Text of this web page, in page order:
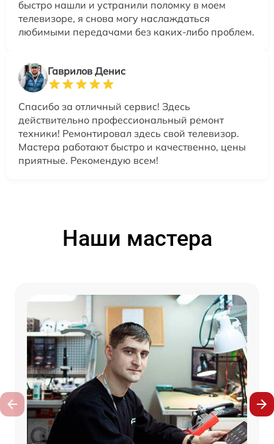
быстро нашли и устранили поломку в моем
телевизоре, я снова могу наслаждаться
любимыми передачами без каких-либо проблем.
Гаврилов Денис
Спасибо за отличный сервис! Здесь
действительно профессиональный ремонт
техники! Ремонтировал здесь свой телевизор.
Мастера работают быстро и качественно, цены
приятные. Рекомендую всем!
Наши мастера